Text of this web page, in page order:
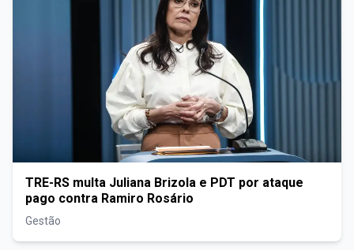
TRE-RS multa Juliana Brizola e PDT por ataque
pago contra Ramiro Rosário
Gestão